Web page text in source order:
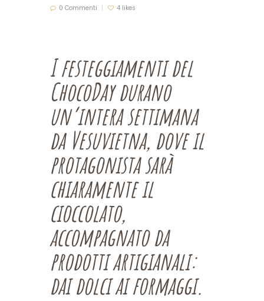
0 Commenti 4 likes
I festeggiamenti del
ChocoDay durano
un’intera settimana
da Vesuvietna, dove il
protagonista sarà
chiaramente il
cioccolato,
accompagnato da
prodotti artigianali:
dai dolci ai formaggi.